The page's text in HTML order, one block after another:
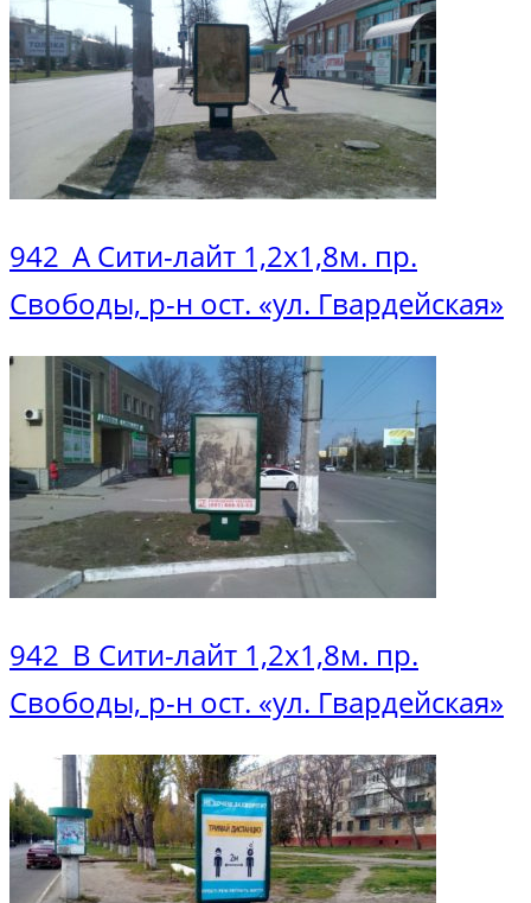
942_А Сити-лайт 1,2х1,8м. пр.
Свободы, р-н ост. «ул. Гвардейская»
942_В Сити-лайт 1,2х1,8м. пр.
Свободы, р-н ост. «ул. Гвардейская»